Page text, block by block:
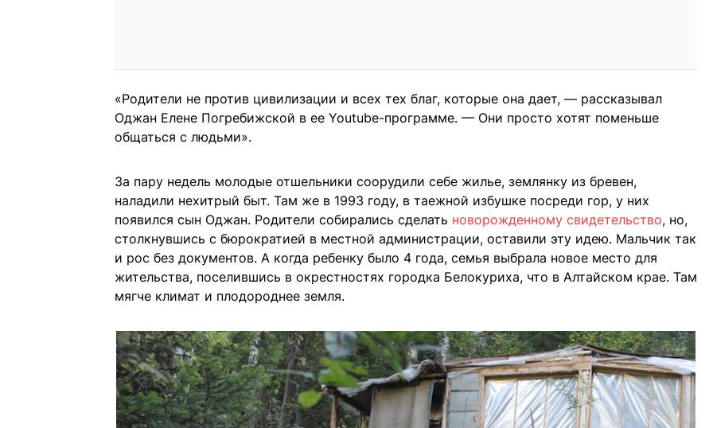
«Родители не против цивилизации и всех тех благ, которые она дает, — рассказывал
Оджан Елене Погребижской в ее Youtube-программе. — Они просто хотят поменьше
общаться с людьми».
За пару недель молодые отшельники соорудили себе жилье, землянку из бревен,
наладили нехитрый быт. Там же в 1993 году, в таежной избушке посреди гор, у них
появился сын Оджан. Родители собирались сделать новорожденному свидетельство, но,
столкнувшись с бюрократией в местной администрации, оставили эту идею. Мальчик так
и рос без документов. А когда ребенку было 4 года, семья выбрала новое место для
жительства, поселившись в окрестностях городка Белокуриха, что в Алтайском крае. Там
мягче климат и плодороднее земля.